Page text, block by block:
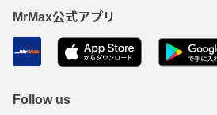
MrMax公式アプリ
Follow us